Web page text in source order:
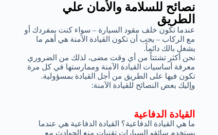
نصائح للسلامة والأمان علي
الطريق
عندما تكون خلف مقود السيارة – سواء كنت بمفردك أو
مع الركاب – يجب أن تكون القيادة الآمنة هي أهم ما
يشغل بالك دائماً.
نحن أكثر تشتتاً من أي وقت مضى، لذلك من الضروري
معرفة أساسيات القيادة الآمنة وممارستها في كل مرة
تكون فيها على الطريق من أجل القيادة بمسؤولية.
وإليك بعض النصائح للقيادة الآمنة:
القيادة الدفاعية
ما هي القيادة الدفاعية؟ القيادة الدفاعية هي عندما
يستخدم سائقو السيارات تقنيات منع الحوادث مع